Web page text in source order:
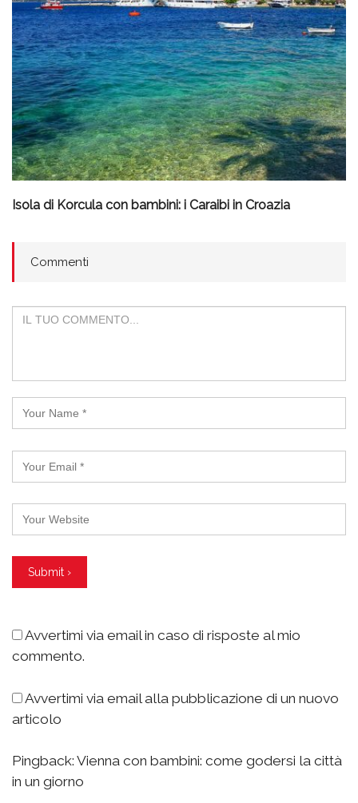
Isola di Korcula con bambini: i Caraibi in Croazia
Commenti
Avvertimi via email in caso di risposte al mio
commento.
Avvertimi via email alla pubblicazione di un nuovo
articolo
Pingback: Vienna con bambini: come godersi la città
in un giorno